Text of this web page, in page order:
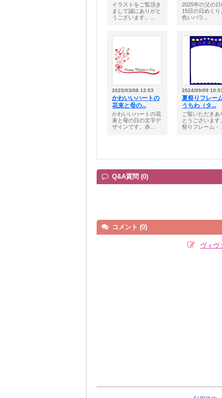
イラストをご覧頂き
まして誠にありがと
うございます。...
2025年の父の日
15日の日めくり
色いバラ...
2025/03/08 12:53
かわいいハートの
花束と母の...
かわいいハートの花
束と母の日の文字デ
ザインです。赤...
2024/09/09
夏祭りフレー
うちわ（タ...
ご覧いただきあ
とうございます
祭りフレーム・
Q&A質問 (0)
コメント (0)
ヴィヴ